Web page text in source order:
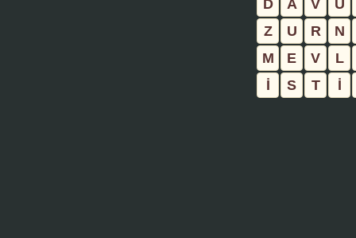
D
A V U
Z
U R N
M
E V L
İ
S T İ